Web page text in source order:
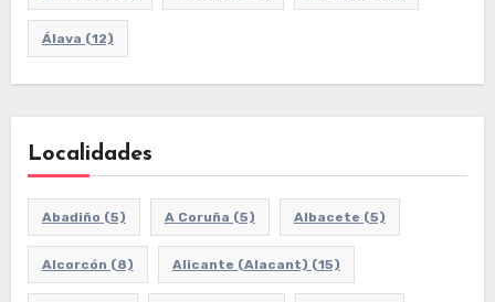
Álava (12)
Localidades
Abadiño (5) A Coruña (5) Albacete (5)
Alcorcón (8) Alicante (Alacant) (15)